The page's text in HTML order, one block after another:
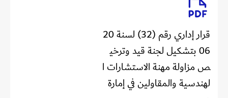
قرار إداري رقم (32) لسنة 20
06 بتشكيل لجنة قيد وترخي
ص مزاولة مهنة الاستشارات ا
لهندسية والمقاولين في إمارة